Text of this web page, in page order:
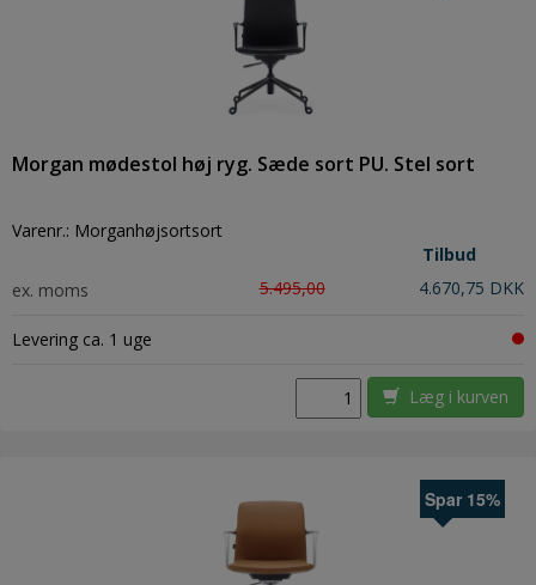
Morgan mødestol høj ryg. Sæde sort PU. Stel sort
Varenr.: Morganhøjsortsort
Tilbud
ex. moms
5.495,00 4.670,75 DKK
Levering ca. 1 uge
Læg i kurven
Spar 15%